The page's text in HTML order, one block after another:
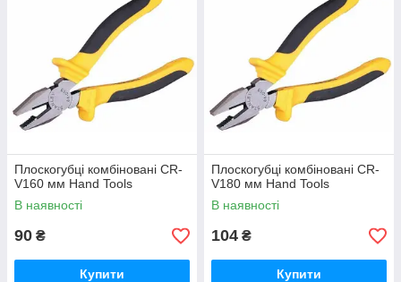
Плоскогубці комбіновані CR-
V160 мм Hand Tools
В наявності
90 ₴
Купити
Плоскогубці комбіновані CR-
V180 мм Hand Tools
В наявності
104 ₴
Купити